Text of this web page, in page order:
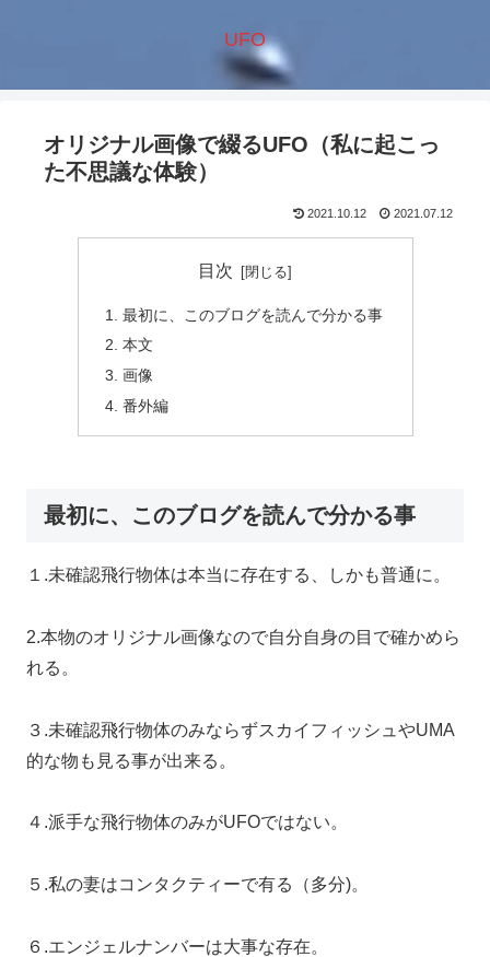
UFO
オリジナル画像で綴るUFO（私に起こっ
た不思議な体験）
2021.10.12 2021.07.12
目次
最初に、このブログを読んで分かる事
本文
画像
番外編
最初に、このブログを読んで分かる事
１.未確認飛行物体は本当に存在する、しかも普通に。
2.本物のオリジナル画像なので自分自身の目で確かめら
れる。
３.未確認飛行物体のみならずスカイフィッシュやUMA
的な物も見る事が出来る。
４.派手な飛行物体のみがUFOではない。
５.私の妻はコンタクティーで有る（多分)。
６.エンジェルナンバーは大事な存在。